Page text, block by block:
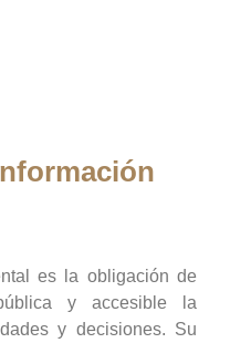
es la obligación de
y accesible la
y decisiones. Su